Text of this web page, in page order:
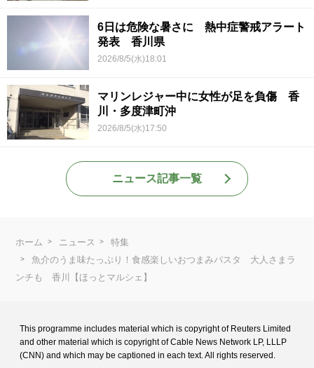
6日は危険な暑さに 熱中症警戒アラート
発表 香川県
2026/8/5(水)18:01
マリンレジャー中に女性が足を負傷 香
川・多度津町沖
2026/8/5(水)17:50
ニュース記事一覧
ホーム ニュース
特集
魚介のうま味たっぷり！食感楽しいおつまみパスタ 大人さまラ
ンチも 香川【ほっとマルシェ】
This programme includes material which is copyright of Reuters Limited
and other material which is copyright of Cable News Network LP, LLLP
(CNN) and which may be captioned in each text. All rights reserved.